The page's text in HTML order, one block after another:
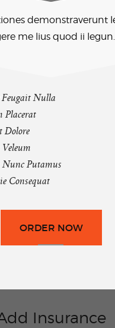
demonstraverunt
me lius quod ii legun.
Feugait Nulla
Placerat
Dolore
Putamus
Consequat
ORDER NOW
Insurance